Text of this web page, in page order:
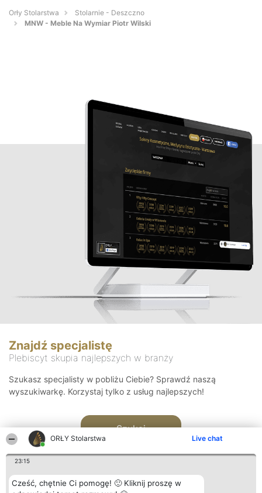
ORŁY Stolarstwa Live chat
23:15
Cześć, chętnie Ci pomogę! 🙂 Kliknij proszę w
Orły Stolarstwa
Stolarnie - Deszczno
MNW - Meble Na Wymiar Piotr Wilski
Znajdź specjalistę
Plebiscyt skupia najlepszych w branży
Szukasz specjalisty w pobliżu Ciebie? Sprawdź naszą
wyszukiwarkę. Korzystaj tylko z usług najlepszych!
Szukaj